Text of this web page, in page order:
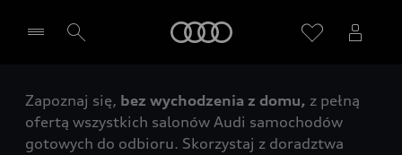
Wybierz Twojego Partnera Audi
Zapoznaj się, bez wychodzenia z domu, z pełną
ofertą wszystkich salonów Audi samochodów
gotowych do odbioru. Skorzystaj z doradztwa